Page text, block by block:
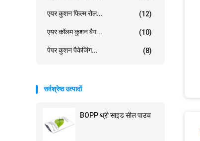
एयर कुशन फिल्म रोल... (12)
एयर कॉलम कुशन बैग... (10)
पेपर कुशन पैकेजिंग... (8)
सर्वश्रेष्ठ उत्पादों
BOPP थ्री साइड सील पाउच